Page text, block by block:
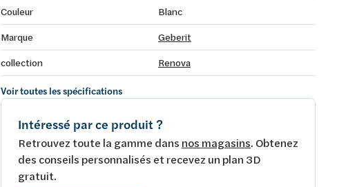
Couleur
Blanc
Marque
Geberit
collection
Renova
Voir toutes les spécifications
Intéressé par ce produit ?
Retrouvez toute la gamme dans nos magasins. Obtenez
des conseils personnalisés et recevez un plan 3D
gratuit.